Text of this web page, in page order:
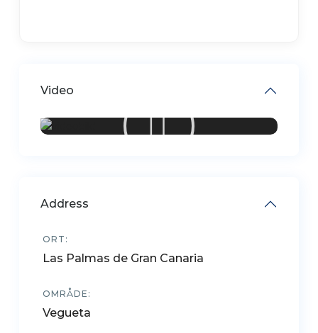
Video
Address
ORT:
Las Palmas de Gran Canaria
OMRÅDE:
Vegueta